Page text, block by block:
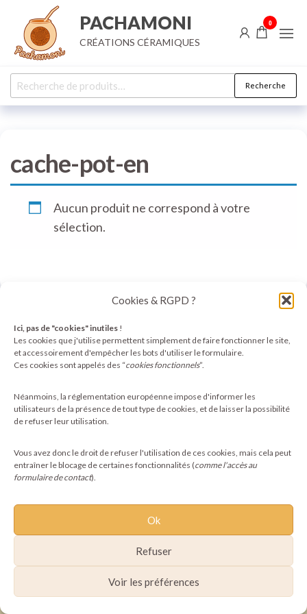
Cookies & RGPD ?
Ici, pas de "cookies" inutiles !
Les cookies que j'utilise permettent simplement de faire fonctionner le site,
et accessoirement d'empêcher les bots d'utiliser le formulaire.
Ces cookies sont appelés des “cookies fonctionnels”.
Néanmoins, la réglementation européenne impose d'informer les
utilisateurs de la présence de tout type de cookies, et de laisser la possibilité
de refuser leur utilisation.
Vous avez donc le droit de refuser l'utilisation de ces cookies, mais cela peut
entraîner le blocage de certaines fonctionnalités (comme l'accès au
formulaire de contact).
Ok
Refuser
Voir les préférences
contenu
PACHAMONI
CRÉATIONS CÉRAMIQUES
0
Recherche
pour :
Recherche
cache-pot-en
Aucun produit ne correspond à votre
sélection.
©2025 Pachamoni - Tous droits réservés